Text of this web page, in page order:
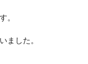
。
ました。